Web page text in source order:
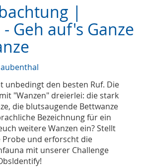
|
Geh auf's Ganze
unbedingt den besten Ruf. Die
"Wanzen" dreierlei: die stark
die blutsaugende Bettwanze
Bezeichnung für ein
weitere Wanzen ein? Stellt
Probe und erforscht die
mit unserer Challenge